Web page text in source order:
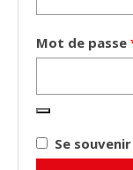
Mot de passe
Se